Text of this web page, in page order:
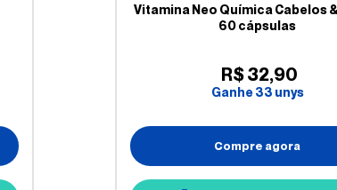
Vitamina Neo Química Cabelos
60 cápsulas
R$32,90
Ganhe33 unys
Compre agora